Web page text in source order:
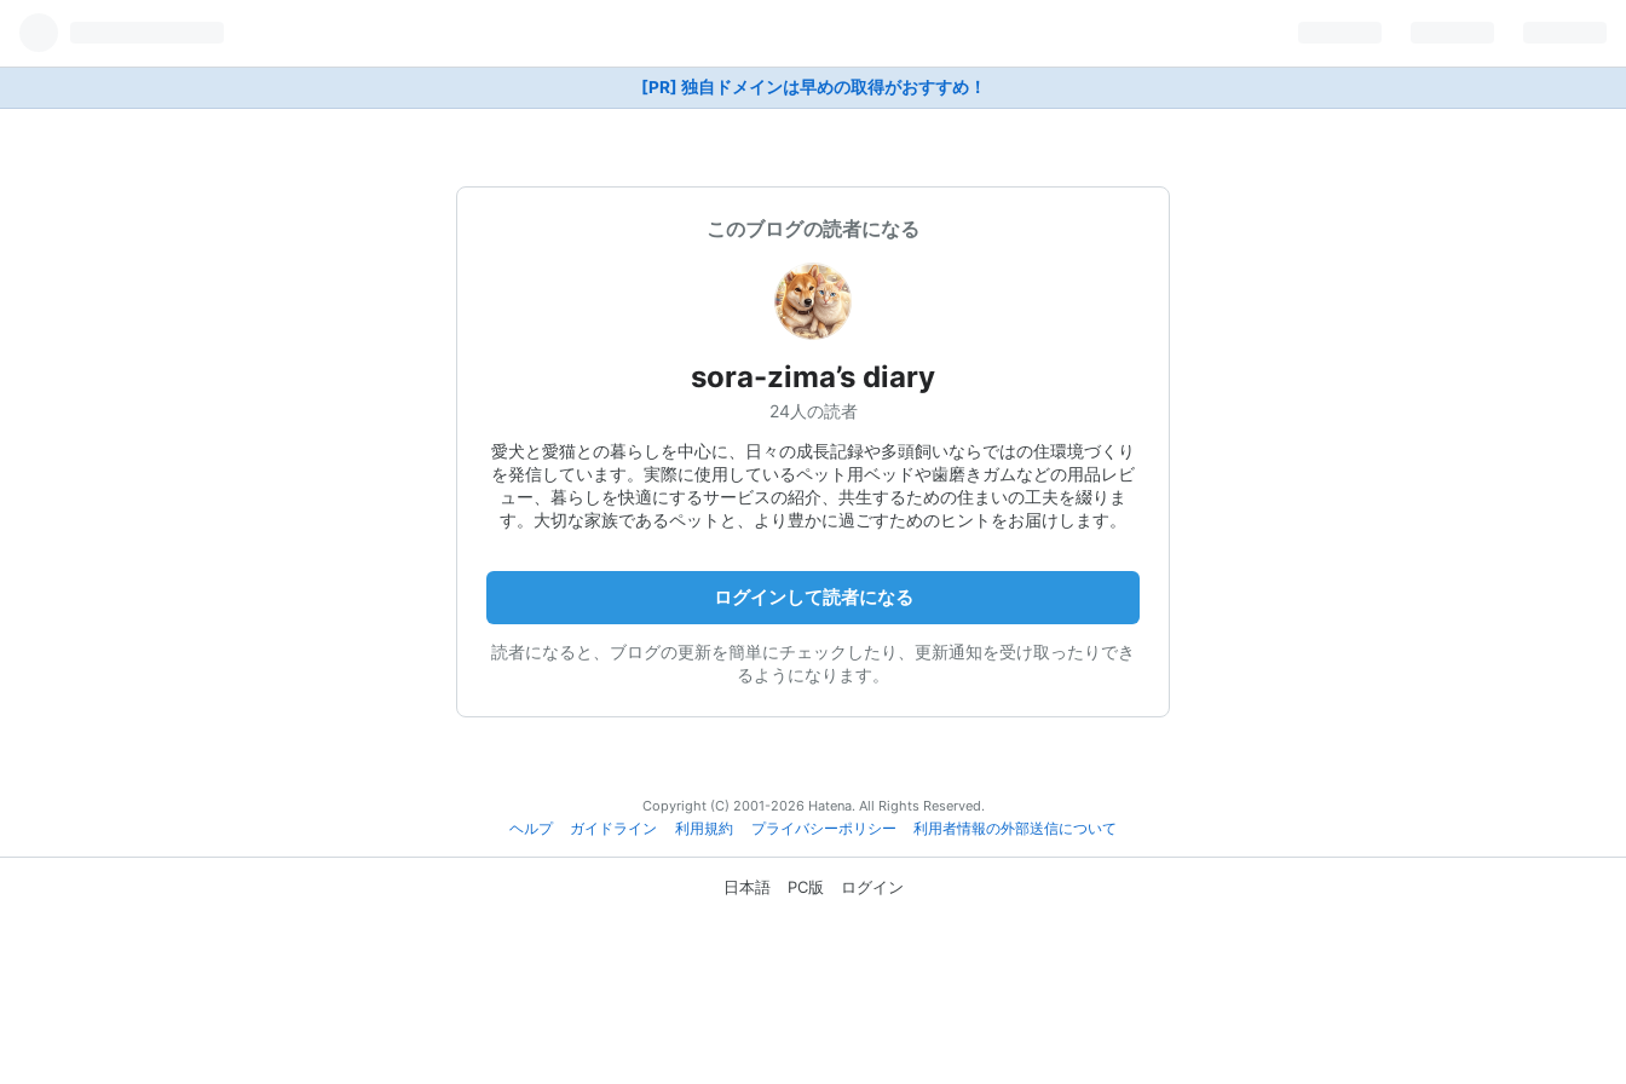
[PR] 独自ドメインは早めの取得がおすすめ！
このブログの読者になる
sora-zima’s diary
24人の読者
愛犬と愛猫との暮らしを中心に、日々の成長記録や多頭飼いならではの住環境づくり
を発信しています。実際に使用しているペット用ベッドや歯磨きガムなどの用品レビ
ュー、暮らしを快適にするサービスの紹介、共生するための住まいの工夫を綴りま
す。大切な家族であるペットと、より豊かに過ごすためのヒントをお届けします。
ログインして読者になる
読者になると、ブログの更新を簡単にチェックしたり、更新通知を受け取ったりでき
るようになります。
Copyright (C) 2001-2026 Hatena. All Rights Reserved.
ヘルプ
ガイドライン 利用規約 プライバシーポリシー 利用者情報の外部送信について
日本語 PC版 ログイン